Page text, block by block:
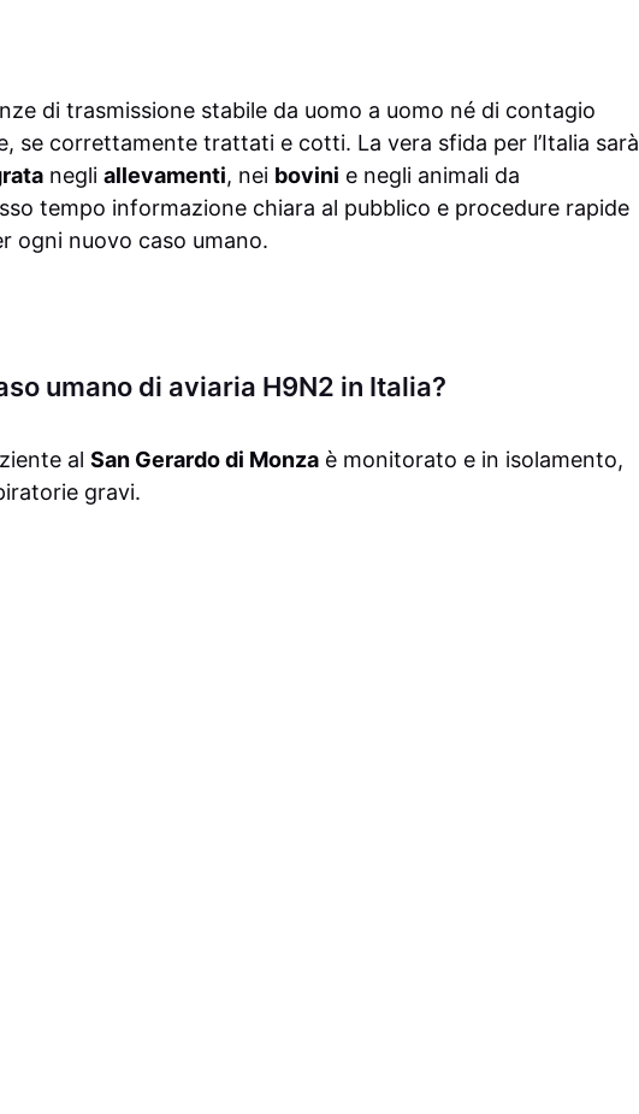
di trasmissione stabile da uomo a uomo né di contagio
se correttamente trattati e cotti. La vera sfida per l’Italia sarà
negli allevamenti, nei bovini e negli animali da
tempo informazione chiara al pubblico e procedure rapide
ogni nuovo caso umano.
umano di aviaria H9N2 in Italia?
al San Gerardo di Monza è monitorato e in isolamento,
gravi.